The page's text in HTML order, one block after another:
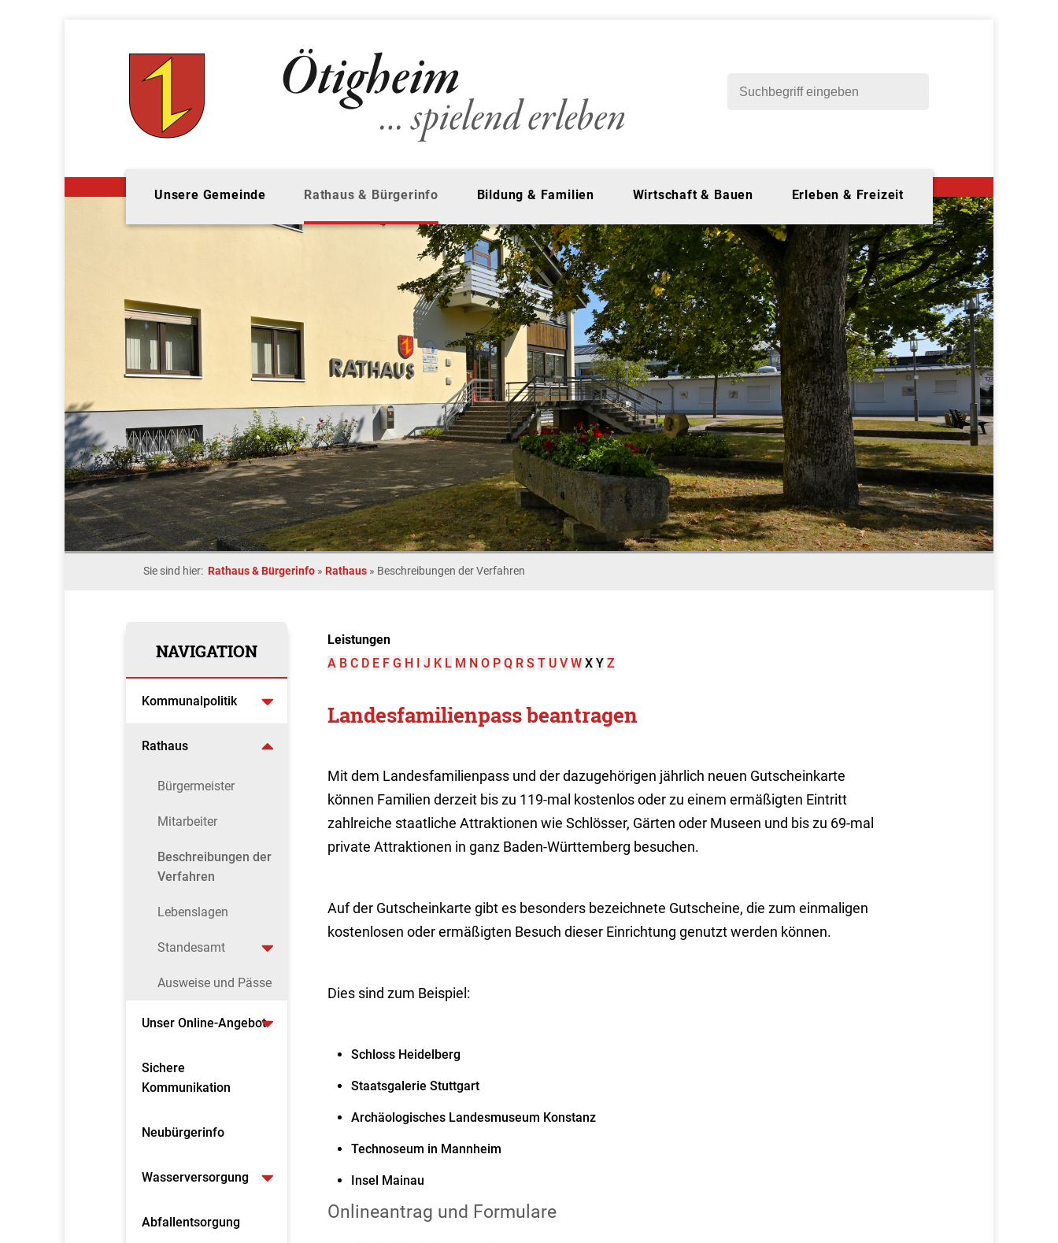
Unsere Gemeinde Rathaus & Bürgerinfo Bildung & Familien Wirtschaft & Bauen Erleben & Freizeit
Sie sind hier: Rathaus & Bürgerinfo » Rathaus » Beschreibungen der Verfahren
NAVIGATION
Kommunalpolitik
Rathaus
Bürgermeister
Mitarbeiter
Beschreibungen der
Verfahren
Lebenslagen
Standesamt
Ausweise und Pässe
Unser Online-Angebot
Sichere
Kommunikation
Neubürgerinfo
Wasserversorgung
Abfallentsorgung
Leistungen
A B C D E F G H I J K L M N O P Q R S T U V W X Y Z
Landesfamilienpass beantragen
Mit dem Landesfamilienpass und der dazugehörigen jährlich neuen Gutscheinkarte
können Familien derzeit bis zu 119-mal kostenlos oder zu einem ermäßigten Eintritt
zahlreiche staatliche Attraktionen wie Schlösser, Gärten oder Museen und bis zu 69-mal
private Attraktionen in ganz Baden-Württemberg besuchen.
Auf der Gutscheinkarte gibt es besonders bezeichnete Gutscheine, die zum einmaligen
kostenlosen oder ermäßigten Besuch dieser Einrichtung genutzt werden können.
Dies sind zum Beispiel:
Schloss Heidelberg
Staatsgalerie Stuttgart
Archäologisches Landesmuseum Konstanz
Technoseum in Mannheim
Insel Mainau
Onlineantrag und Formulare